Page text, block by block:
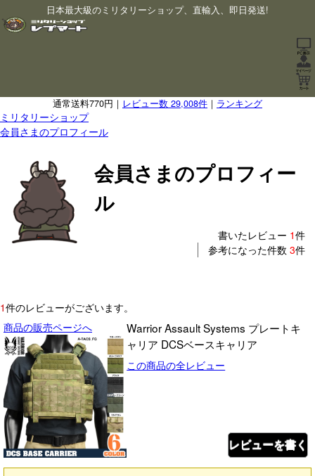
日本最大級のミリタリーショップ、直輸入、即日発送!
通常送料770円｜ レビュー数 29,008件 ｜ ランキング
ミリタリーショップ
会員さまのプロフィール
会員さまのプロフィー
ル
書いたレビュー 1件
参考になった件数 3件
1件のレビューがございます。
商品の販売ページへ
Warrior Assault Systems プレートキ
ャリア DCSベースキャリア
この商品の全レビュー
レビューを書く